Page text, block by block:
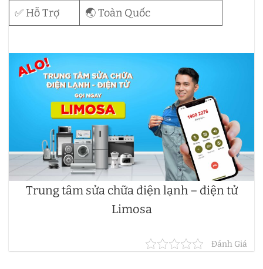
✅ Hỗ Trợ
🌏 Toàn Quốc
Trung tâm sửa chữa điện lạnh – điện tử
Limosa
Đánh Giá